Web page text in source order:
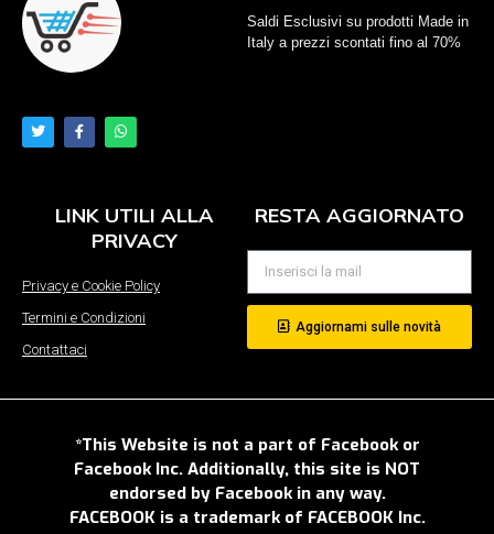
Saldi Esclusivi su prodotti Made in
Italy a prezzi scontati fino al 70%
LINK UTILI ALLA
PRIVACY
Privacy e Cookie Policy
Termini e Condizioni
Contattaci
RESTA AGGIORNATO
Aggiornami sulle novità
*This Website is not a part of Facebook or
Facebook Inc. Additionally, this site is NOT
endorsed by Facebook in any way.
FACEBOOK is a trademark of FACEBOOK Inc.